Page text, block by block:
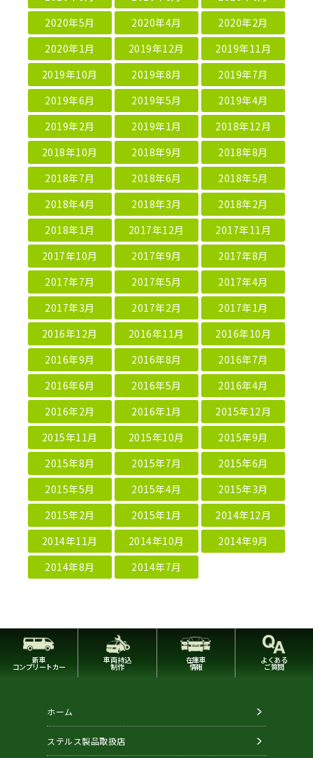
2020年5月
2020年4月
2020年2月
2020年1月
2019年12月
2019年11月
2019年10月
2019年8月
2019年7月
2019年6月
2019年5月
2019年4月
2019年2月
2019年1月
2018年12月
2018年10月
2018年9月
2018年8月
2018年7月
2018年6月
2018年5月
2018年4月
2018年3月
2018年2月
2018年1月
2017年12月
2017年11月
2017年10月
2017年9月
2017年8月
2017年7月
2017年5月
2017年4月
2017年3月
2017年2月
2017年1月
2016年12月
2016年11月
2016年10月
2016年9月
2016年8月
2016年7月
2016年6月
2016年5月
2016年4月
2016年2月
2016年1月
2015年12月
2015年11月
2015年10月
2015年9月
2015年8月
2015年7月
2015年6月
2015年5月
2015年4月
2015年3月
2015年2月
2015年1月
2014年12月
2014年11月
2014年10月
2014年9月
2014年8月
2014年7月
新車
コンプリートカー
車両持込
制作
在庫車
情報
よくある
ご質問
ホーム
ステルス製品取扱店